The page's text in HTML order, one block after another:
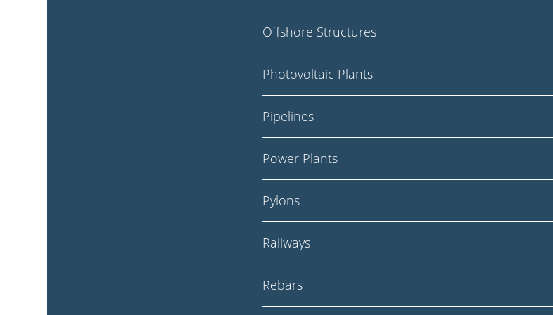
Offshore Structures
Photovoltaic Plants
Pipelines
Power Plants
Pylons
Railways
Rebars